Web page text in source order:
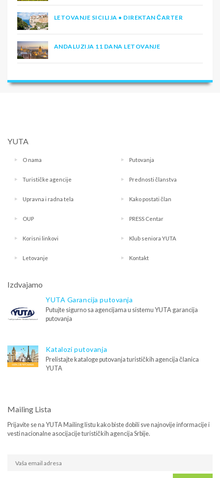
LETOVANJE SICILIJA • DIREKTAN ČARTER
ANDALUZIJA 11 DANA LETOVANJE
YUTA
O nama Putovanja
Turističke agencije Prednosti članstva
Upravna i radna tela Kako postati član
OUP PRESS Centar
Korisni linkovi Klub seniora YUTA
Letovanje Kontakt
Izdvajamo
YUTA Garancija putovanja
Putujte sigurno sa agencijama u sistemu YUTA garancija
putovanja
Katalozi putovanja
Prelistajte kataloge putovanja turističkih agencija članica
YUTA
Mailing Lista
Prijavite se na YUTA Mailing listu kako biste dobili sve najnovije informacije i
vesti nacionalne asocijacije turističkih agencija Srbije.